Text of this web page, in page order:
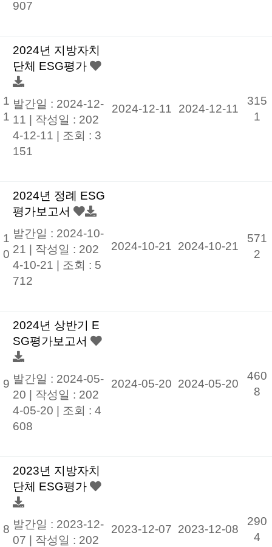
907
1
1
2024년 지방자치
단체 ESG평가
발간일 : 2024-12-
11 | 작성일 : 202
4-12-11
조회 : 3
151
2024-12-11 2024-12-11
315
1
1
0
2024년 정례 ESG
평가보고서
발간일 : 2024-10-
21 | 작성일 : 202
4-10-21
조회 : 5
712
2024-10-21 2024-10-21
571
2
9
2024년 상반기 E
SG평가보고서
발간일 : 2024-05-
20 | 작성일 : 202
4-05-20
조회 : 4
608
2024-05-20 2024-05-20
460
8
8
2023년 지방자치
단체 ESG평가
발간일 : 2023-12-
07 | 작성일 : 202
2023-12-07 2023-12-08
290
4